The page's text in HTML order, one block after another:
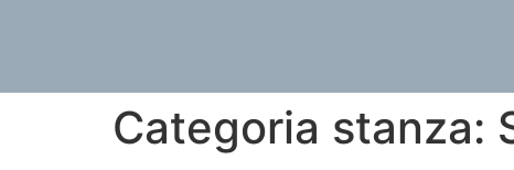
Categoria stanza: